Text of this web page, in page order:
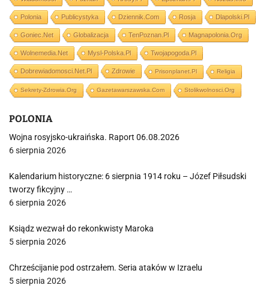
Polonia Publicystyka Dziennik.com Rosja Dlapolski.pl
Goniec.net Globalizacja TenPoznan.pl Magnapolonia.org
Wolnemedia.net Mysl-Polska.pl Twojapogoda.pl
Dobrewiadomosci.net.pl Zdrowie Prisonplanet.pl Religia
Sekrety-Zdrowia.org Gazetawarszawska.com Stolikwolnosci.org
POLONIA
Wojna rosyjsko-ukraińska. Raport 06.08.2026
6 sierpnia 2026
Kalendarium historyczne: 6 sierpnia 1914 roku – Józef Piłsudski
tworzy fikcyjny …
6 sierpnia 2026
Ksiądz wezwał do rekonkwisty Maroka
5 sierpnia 2026
Chrześcijanie pod ostrzałem. Seria ataków w Izraelu
5 sierpnia 2026